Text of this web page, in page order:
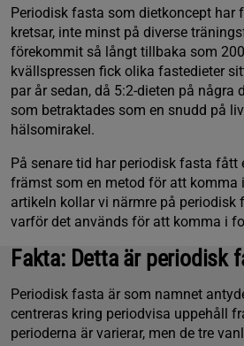
Periodisk fasta som dietkoncept har
kretsar, inte minst på diverse
förekommit så långt tillbaka som
kvällspressen fick olika fastedieter
par år sedan, då 5:2-dieten på några
som betraktades som en snudd på
hälsomirakel.
På senare tid har periodisk fasta fått
främst som en metod för att komma
artikeln kollar vi närmre på periodisk
varför det används för att komma i
Fakta: Detta är periodisk
Periodisk fasta är som namnet
centreras kring periodvisa uppehåll
perioderna är varierar, men de tre